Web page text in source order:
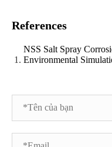
References
NSS Salt Spray
Environmental